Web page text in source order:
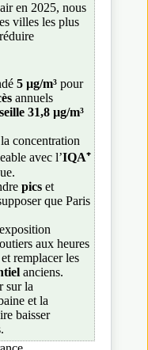
en 2025, nous
villes les plus
5 µg/m³ pour
annuels
31,8 µg/m³
la concentration
avec l’IQA⁺
pics et
que Paris
aux heures
remplacer les
anciens.
sur la
et la
baisser